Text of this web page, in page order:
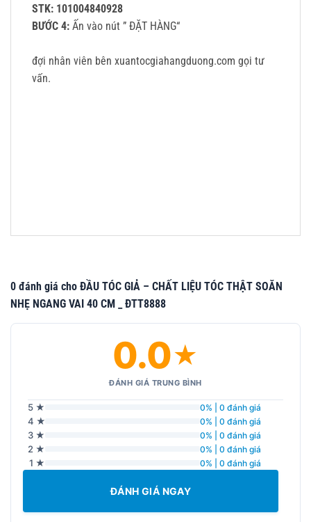
STK: 101004840928
BƯỚC 4: Ấn vào nút ” ĐẶT HÀNG“
đợi nhân viên bên xuantocgiahangduong.com gọi tư
vấn.
0 đánh giá cho ĐẦU TÓC GIẢ – CHẤT LIỆU TÓC THẬT SOĂN
NHẸ NGANG VAI 40 CM _ ĐTT8888
0.0★
ĐÁNH GIÁ TRUNG BÌNH
5 ★ 0% | 0 đánh giá
4 ★ 0% | 0 đánh giá
3 ★ 0% | 0 đánh giá
2 ★ 0% | 0 đánh giá
1 ★ 0% | 0 đánh giá
ĐÁNH GIÁ NGAY